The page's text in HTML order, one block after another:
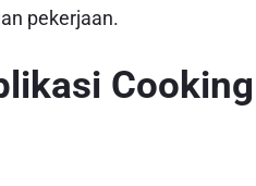
pekerjaan.